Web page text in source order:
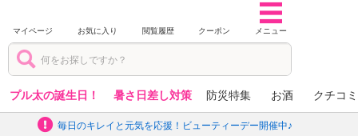
マイページ お気に入り 閲覧履歴 クーポン メニュー
プル太の誕生日！ 暑さ日差し対策 防災特集 お酒 クチコ
毎日のキレイと元気を応援！ビューティーデー開催中♪